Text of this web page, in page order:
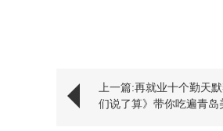
上一篇:再就业十个勤天
们说了算》带你吃遍青岛